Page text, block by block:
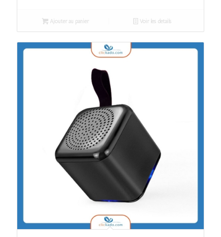
Ajouter au panier Voir les détails